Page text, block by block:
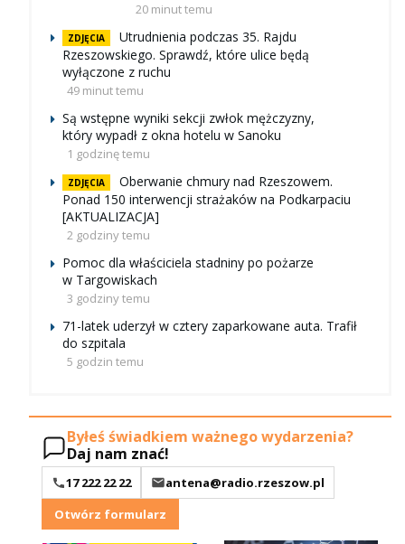
20 minut temu
ZDJĘCIA
Utrudnienia podczas 35. Rajdu
Rzeszowskiego. Sprawdź, które ulice będą
wyłączone z ruchu
49 minut temu
Są wstępne wyniki sekcji zwłok mężczyzny,
który wypadł z okna hotelu w Sanoku
1 godzinę temu
ZDJĘCIA
Oberwanie chmury nad Rzeszowem.
Ponad 150 interwencji strażaków na Podkarpaciu
[AKTUALIZACJA]
2 godziny temu
Pomoc dla właściciela stadniny po pożarze
w Targowiskach
3 godziny temu
71-latek uderzył w cztery zaparkowane auta. Trafił
do szpitala
5 godzin temu
Byłeś świadkiem ważnego wydarzenia?
Daj nam znać!
17 222 22 22
antena@radio.rzeszow.pl
Otwórz formularz